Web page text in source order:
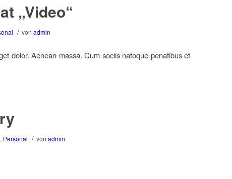
„Video“
/ von admin
dolor. Aenean massa. Cum sociis natoque penatibus et
, Personal / von admin